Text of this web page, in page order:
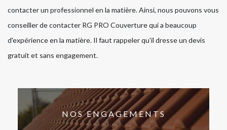
contacter un professionnel en la matière. Ainsi, nous pouvons vous
conseiller de contacter RG PRO Couverture qui a beaucoup
d'expérience en la matière. Il faut rappeler qu'il dresse un devis
gratuit et sans engagement.
NOS ENGAGEMENTS